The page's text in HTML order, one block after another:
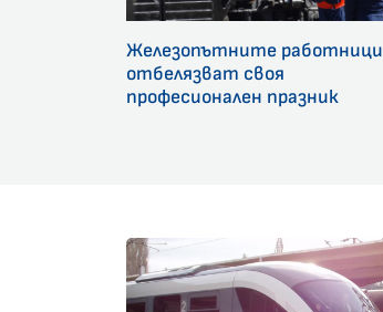
Железопътните работници
отбелязват своя
професионален празник